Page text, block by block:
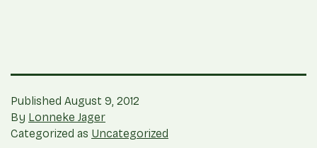
Published August 9, 2012
By Lonneke Jager
Categorized as Uncategorized